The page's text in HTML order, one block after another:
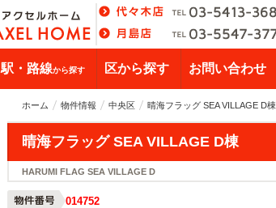
駅・路線から探す 区から探す お問い合わせ
ホーム 物件情報 中央区 晴海フラッグ SEA VILLAGE D棟
晴海フラッグ SEA VILLAGE D棟
HARUMI FLAG SEA VILLAGE D
014752